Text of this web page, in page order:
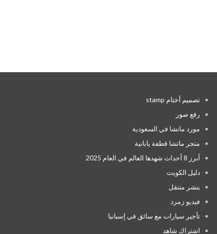
تصميم أختام stamp
رفع صور
مورد ماتشا في السعودية
متجر ماتشا قطفة يابانية
أبرز 8 أحداث شهدها العالم في العام 2025
دليل الكويت
بنشر متنقل
فيديو زمرد
تأجير سيارات مع سائق في إسبانيا
اشتراك شاهد